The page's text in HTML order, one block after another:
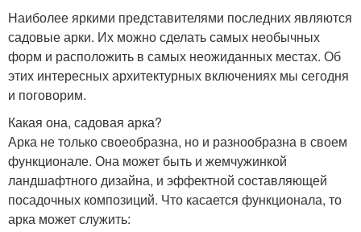
Наиболее яркими представителями последних являются
садовые арки. Их можно сделать самых необычных
форм и расположить в самых неожиданных местах. Об
этих интересных архитектурных включениях мы сегодня
и поговорим.
Какая она, садовая арка?
Арка не только своеобразна, но и разнообразна в своем
функционале. Она может быть и жемчужинкой
ландшафтного дизайна, и эффектной составляющей
посадочных композиций. Что касается функционала, то
арка может служить: